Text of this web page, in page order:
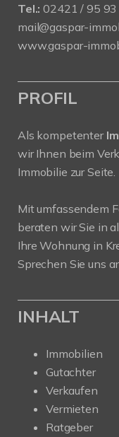
Tel.: 02421 / 95
mail@gaspar-
www.gaspar-
PROFIL
Als kompetenter
wir Ihnen beim
Immobilie zur Seite.
Mit umfassendem
beraten wir Sie in
Ihre Wohnung in
Sprechen Sie uns
INHALT
Immobilien
Gutachter
Verkaufen
Vermieten
Ratgeber